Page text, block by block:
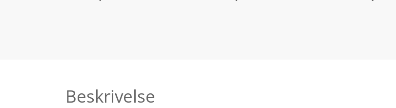
Beskrivelse